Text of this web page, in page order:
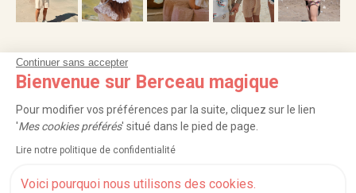
Continuer sans accepter
Bienvenue sur Berceau magique
Pour modifier vos préférences par la suite, cliquez sur le lien
'Mes cookies préférés' situé dans le pied de page.
Lire notre politique de confidentialité
Voici pourquoi nous utilisons des cookies.
NOS SERVICES
À PROPOS